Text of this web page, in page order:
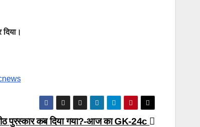
पुरस्कार कब दिया गया?-आज का GK-24c